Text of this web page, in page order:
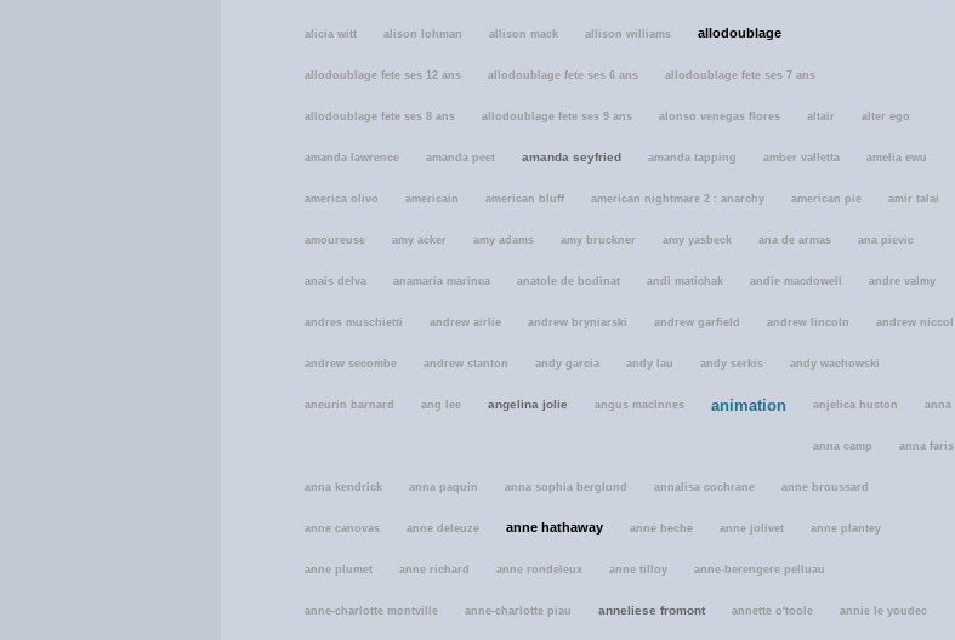
alicia witt alison lohman allison mack allison williams allodoublage
allodoublage fete ses 12 ans allodoublage fete ses 6 ans allodoublage fete ses 7 ans
allodoublage fete ses 8 ans allodoublage fete ses 9 ans alonso venegas flores altair alter ego
amanda lawrence amanda peet amanda seyfried amanda tapping amber valletta amelia ewu
america olivo americain american bluff american nightmare 2 : anarchy american pie amir talai
amoureuse amy acker amy adams amy bruckner amy yasbeck ana de armas ana pievic
anais delva anamaria marinca anatole de bodinat andi matichak andie macdowell andre valmy
andres muschietti andrew airlie andrew bryniarski andrew garfield andrew lincoln andrew niccol
andrew secombe andrew stanton andy garcia andy lau andy serkis andy wachowski
aneurin barnard ang lee angelina jolie angus maclnnes animation anjelica huston anna
anna camp anna faris
anna kendrick anna paquin anna sophia berglund annalisa cochrane anne broussard
anne canovas anne deleuze anne hathaway anne heche anne jolivet anne plantey
anne plumet anne richard anne rondeleux anne tilloy anne-berengere pelluau
anne-charlotte montville anne-charlotte piau anneliese fromont annette o'toole annie le youdec